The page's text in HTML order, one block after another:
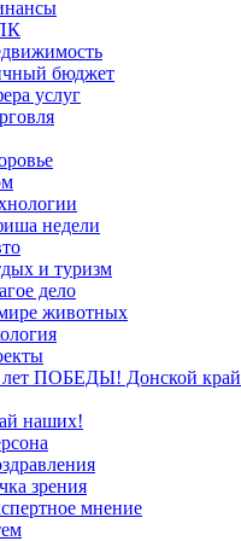
бюджет
услуг
недели
и туризм
дело
животных
лет ПОБЕДЫ! Донской край
наших!
зрения
мнение